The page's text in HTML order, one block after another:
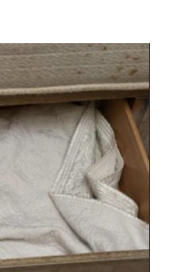
தையிட்டி
மிக
வலி.வடக்கு…
பிரபல நீச்சல்
தீ விபத்தில்
எலான் மஸ்க்
ராக்கெட்
மேல்பரப்பில்
10 அடி…